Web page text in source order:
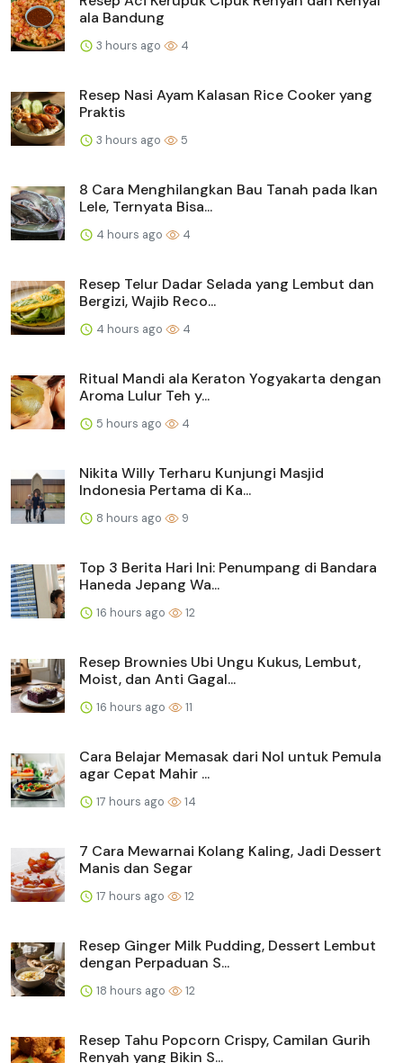
ala Bandung
3 hours ago 4
Resep Nasi Ayam Kalasan Rice Cooker yang
Praktis
3 hours ago 5
8 Cara Menghilangkan Bau Tanah pada Ikan
Lele, Ternyata Bisa...
4 hours ago 4
Resep Telur Dadar Selada yang Lembut dan
Bergizi, Wajib Reco...
4 hours ago 4
Ritual Mandi ala Keraton Yogyakarta dengan
Aroma Lulur Teh y...
5 hours ago 4
Nikita Willy Terharu Kunjungi Masjid
Indonesia Pertama di Ka...
8 hours ago 9
Top 3 Berita Hari Ini: Penumpang di Bandara
Haneda Jepang Wa...
16 hours ago 12
Resep Brownies Ubi Ungu Kukus, Lembut,
Moist, dan Anti Gagal...
16 hours ago 11
Cara Belajar Memasak dari Nol untuk Pemula
agar Cepat Mahir ...
17 hours ago 14
7 Cara Mewarnai Kolang Kaling, Jadi Dessert
Manis dan Segar
17 hours ago 12
Resep Ginger Milk Pudding, Dessert Lembut
dengan Perpaduan S...
18 hours ago 12
Resep Tahu Popcorn Crispy, Camilan Gurih
Renyah yang Bikin S...